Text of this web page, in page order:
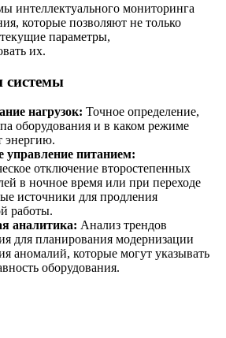
интеллектуального мониторинга
которые позволяют не только
параметры,
их.
системы
нагрузок: Точное определение,
оборудования и в каком режиме
энергию.
управление питанием:
отключение второстепенных
в ночное время или при переходе
источники для продления
работы.
аналитика: Анализ трендов
для планирования модернизации
аномалий, которые могут указывать
оборудования.